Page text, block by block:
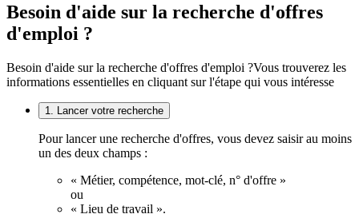
Besoin d'aide sur la recherche d'offres
d'emploi ?
Besoin d'aide sur la recherche d'offres d'emploi ?Vous trouverez les
informations essentielles en cliquant sur l'étape qui vous intéresse
1. Lancer votre recherche
Pour lancer une recherche d'offres, vous devez saisir au moins
un des deux champs :
« Métier, compétence, mot-clé, n° d'offre »
ou
« Lieu de travail ».